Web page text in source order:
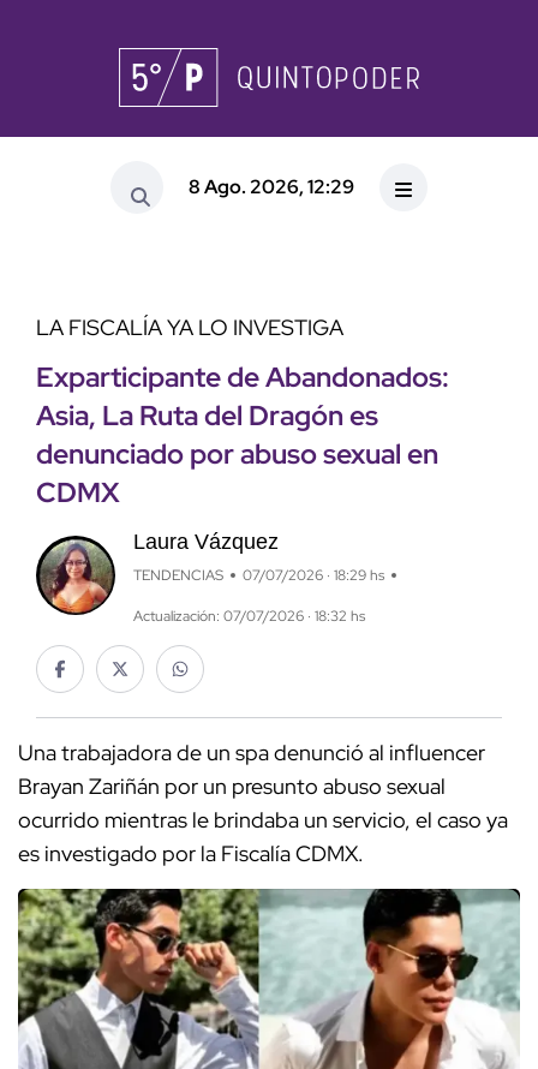
8 Ago. 2026, 12:29
LA FISCALÍA YA LO INVESTIGA
Exparticipante de Abandonados:
Asia, La Ruta del Dragón es
denunciado por abuso sexual en
CDMX
Laura Vázquez
TENDENCIAS 07/07/2026 · 18:29 hs
Actualización: 07/07/2026 · 18:32 hs
Una trabajadora de un spa denunció al influencer
Brayan Zariñán por un presunto abuso sexual
ocurrido mientras le brindaba un servicio, el caso ya
es investigado por la Fiscalía CDMX.